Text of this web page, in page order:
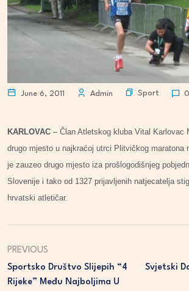
June 6, 2011 Admin Sport 0
KARLOVAC – Član Atletskog kluba Vital Karlovac
drugo mjesto u najkraćoj utrci Plitvičkog maratona
je zauzeo drugo mjesto iza prošlogodišnjeg
Slovenije i tako od 1327 prijavljenih natjecatelja
hrvatski atletičar.
PREVIOUS
Sportsko Društvo Slijepih “4
Rijeke” Među Najboljima U
Svjetski